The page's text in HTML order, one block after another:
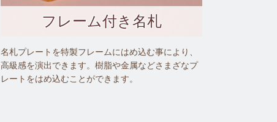
フレーム付き名札
名札プレートを特製フレームにはめ込む事により、
高級感を演出できます。樹脂や金属などさまざなプ
レートをはめ込むことができます。